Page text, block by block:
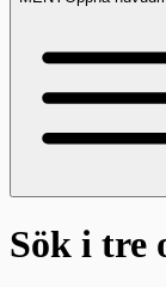
Sök i tre